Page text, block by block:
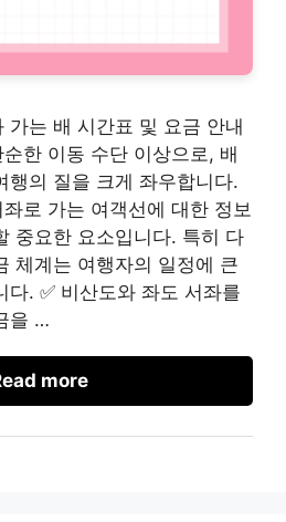
가는 배 시간표 및 요금 안내
한 이동 수단 이상으로, 배
행의 질을 크게 좌우합니다.
로 가는 여객선에 대한 정보
중요한 요소입니다. 특히 다
체계는 여행자의 일정에 큰
다. ✅ 비산도와 좌도 서좌를
을 …
more